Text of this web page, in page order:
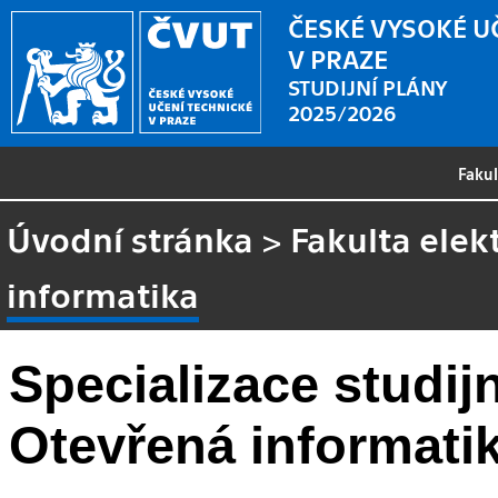
ČESKÉ VYSOKÉ
V PRAZE
STUDIJNÍ PLÁNY
2025/2026
Úvodní stránka > Fakulta
informatika
Specializace
Otevřená